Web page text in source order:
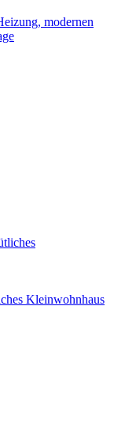
modernen
Kleinwohnhaus